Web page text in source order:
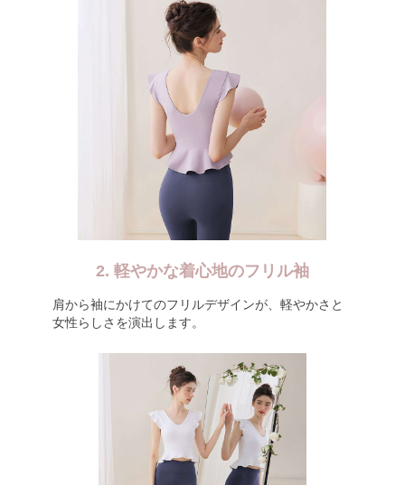
2. 軽やかな着心地のフリル袖
肩から袖にかけてのフリルデザインが、軽やかさと
女性らしさを演出します。